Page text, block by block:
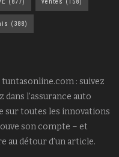
(388)
: suivez
dans l’assurance auto
sur toutes les innovations
son compte – et
au détour d’un article.